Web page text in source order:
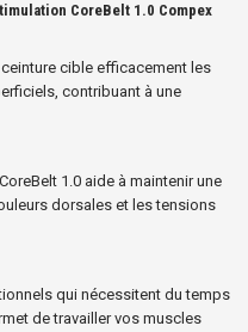
CoreBelt 1.0 Compex
cible efficacement les
contribuant à une
1.0 aide à maintenir une
dorsales et les tensions
qui nécessitent du temps
de travailler vos muscles